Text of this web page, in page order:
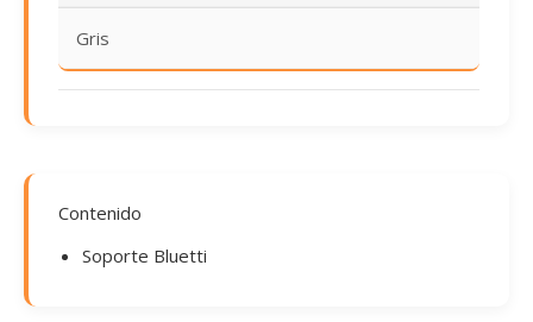
Gris
Contenido
Soporte Bluetti